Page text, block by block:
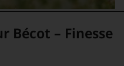
Bécot – Finesse